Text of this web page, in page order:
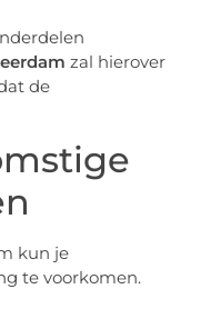
zal hierover
de
kun je
te voorkomen.